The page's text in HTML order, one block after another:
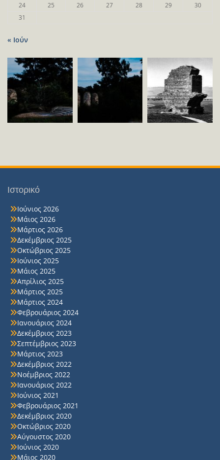
24
25 26 27 28 29
30
31
« Ιούν
Ιστορικό
Ιούνιος 2026
Μάιος 2026
Μάρτιος 2026
Δεκέμβριος 2025
Οκτώβριος 2025
Ιούνιος 2025
Μάιος 2025
Απρίλιος 2025
Μάρτιος 2025
Μάρτιος 2024
Φεβρουάριος 2024
Ιανουάριος 2024
Δεκέμβριος 2023
Σεπτέμβριος 2023
Μάρτιος 2023
Δεκέμβριος 2022
Νοέμβριος 2022
Ιανουάριος 2022
Ιούνιος 2021
Φεβρουάριος 2021
Δεκέμβριος 2020
Οκτώβριος 2020
Αύγουστος 2020
Ιούνιος 2020
Μάιος 2020